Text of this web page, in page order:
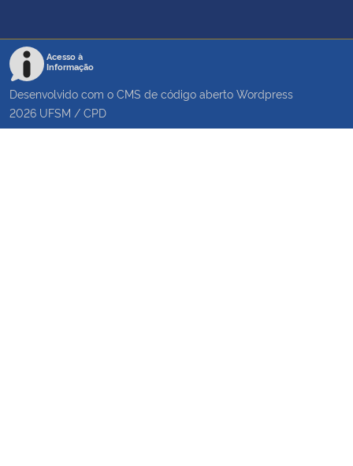
Acesso à
Informação
Desenvolvido com o CMS de código aberto Wordpress
2026 UFSM / CPD